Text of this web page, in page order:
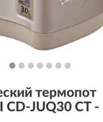
термопот
CD-JUQ30 CT -